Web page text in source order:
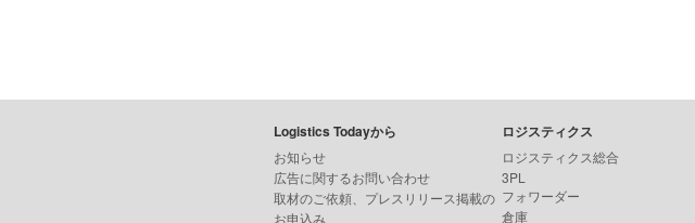
Logistics Todayから
お知らせ
広告に関するお問い合わせ
取材のご依頼、プレスリリース掲載の
お申込み
ロジスティクス
ロジスティクス総合
3PL
フォワーダー
倉庫